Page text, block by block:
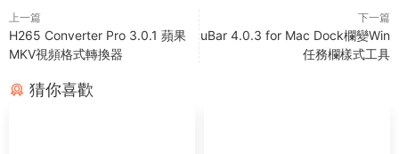
上一篇
H265 Converter Pro 3.0.1 蘋果
MKV視頻格式轉換器
下一篇
uBar 4.0.3 for Mac Dock欄變Win
任務欄樣式工具
猜你喜歡